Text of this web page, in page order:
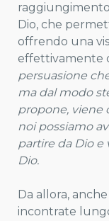
Dio, che
offrendo una
effettivamente
persuasione
ma dal modo
propone, viene
noi possiamo
partire da Dio e
Dio.
Da allora,
incontrate